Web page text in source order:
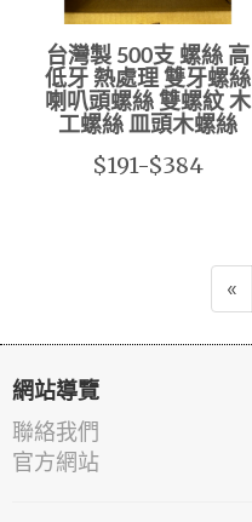
台灣製 500支 螺絲 高
低牙 熱處理 雙牙螺絲
喇叭頭螺絲 雙螺紋 木
工螺絲 皿頭木螺絲
$191-$384
«
網站導覽
聯絡我們
官方網站